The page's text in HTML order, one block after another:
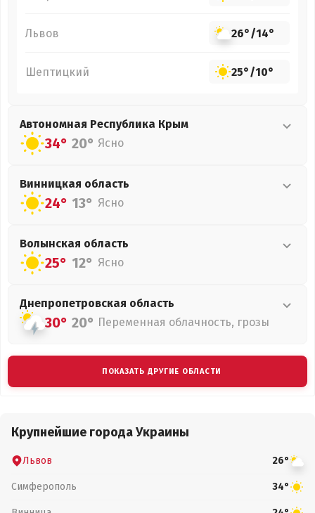
Львов 26°/14°
Шептицкий 25°/10°
Автономная Республика Крым
34° 20° Ясно
Винницкая область
24° 13° Ясно
Волынская область
25° 12° Ясно
Днепропетровская область
30° 20° Переменная облачность, грозы
ПОКАЗАТЬ ДРУГИЕ ОБЛАСТИ
Крупнейшие города Украины
Львов 26°
Симферополь 34°